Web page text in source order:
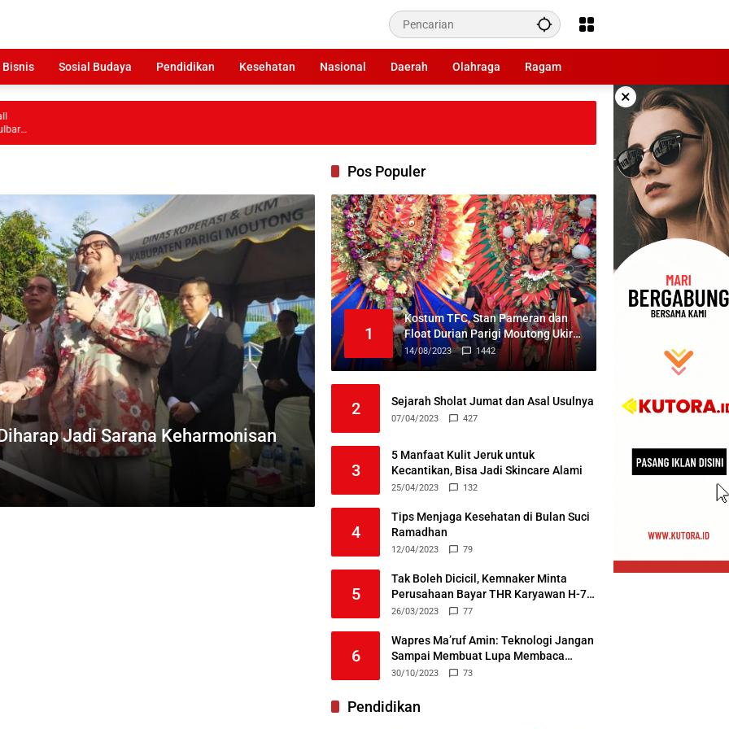
Bisnis Sosial Budaya Pendidikan Kesehatan Nasional Daerah Olahraga Ragam
×
Jadi Sarana Keharmonisan
Pos Populer
1
Kostum TFC, Stan Pameran dan
Float Durian Parigi Moutong Ukir
Prestasi di TIFF 2023
14/08/2023 1442
2 Sejarah Sholat Jumat dan Asal Usulnya
07/04/2023 427
3
5 Manfaat Kulit Jeruk untuk
Kecantikan, Bisa Jadi Skincare Alami
25/04/2023 132
4
Tips Menjaga Kesehatan di Bulan Suci
Ramadhan
12/04/2023 79
5
Tak Boleh Dicicil, Kemnaker Minta
Perusahaan Bayar THR Karyawan H-7
Lebaran
26/03/2023 77
6
Wapres Ma’ruf Amin: Teknologi Jangan
Sampai Membuat Lupa Membaca
Alquran
30/10/2023 73
Pendidikan